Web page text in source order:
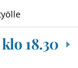
18.30